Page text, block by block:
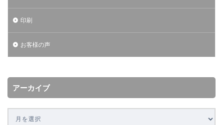
印刷
お客様の声
アーカイブ